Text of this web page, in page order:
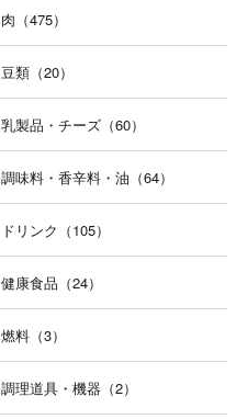
肉（475）
豆類（20）
乳製品・チーズ（60）
調味料・香辛料・油（64）
ドリンク（105）
健康食品（24）
燃料（3）
調理道具・機器（2）